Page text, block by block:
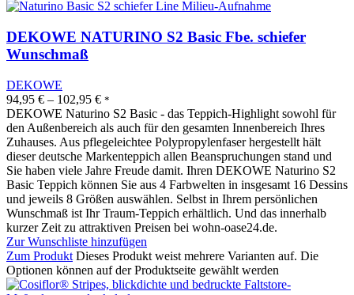
DEKOWE NATURINO S2 Basic Fbe. schiefer
Wunschmaß
DEKOWE
94,95 € – 102,95 € *
DEKOWE Naturino S2 Basic - das Teppich-Highlight sowohl für
den Außenbereich als auch für den gesamten Innenbereich Ihres
Zuhauses. Aus pflegeleichtee Polypropylenfaser hergestellt hält
dieser deutsche Markenteppich allen Beanspruchungen stand und
Sie haben viele Jahre Freude damit. Ihren DEKOWE Naturino S2
Basic Teppich können Sie aus 4 Farbwelten in insgesamt 16 Dessins
und jeweils 8 Größen auswählen. Selbst in Ihrem persönlichen
Wunschmaß ist Ihr Traum-Teppich erhältlich. Und das innerhalb
kurzer Zeit zu attraktiven Preisen bei wohn-oase24.de.
Zur Wunschliste hinzufügen
Zum Produkt Dieses Produkt weist mehrere Varianten auf. Die
Optionen können auf der Produktseite gewählt werden